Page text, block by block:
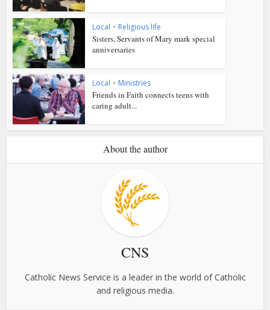
Local • Religious life
Sisters, Servants of Mary mark special
anniversaries
Local • Ministries
Friends in Faith connects teens with
caring adult...
About the author
CNS
Catholic News Service is a leader in the world of Catholic
and religious media.